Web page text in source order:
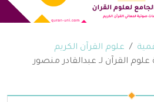
علوم القرآن الكريم
القرآن لـ عبدالقادر منصور